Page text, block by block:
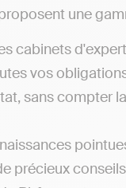
une
cabinets
vos
sans compter
précieux